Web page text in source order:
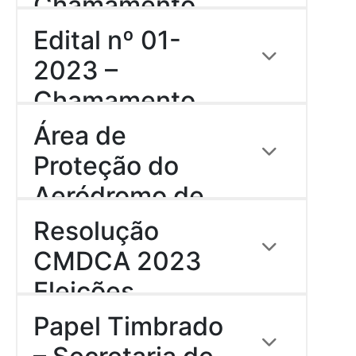
Download
Público – Cultura
Download
Edital nº 01-
2023 –
Chamamento
Público – Cultura
Download
Área de
Proteção do
Aeródromo de
Caratinga
descompactado formato kml
(abrir com o Google Earth)
Download
Resolução
CMDCA 2023
Eleições
Download
Papel Timbrado